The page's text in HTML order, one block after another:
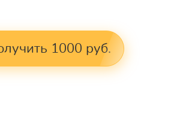
1000 руб.